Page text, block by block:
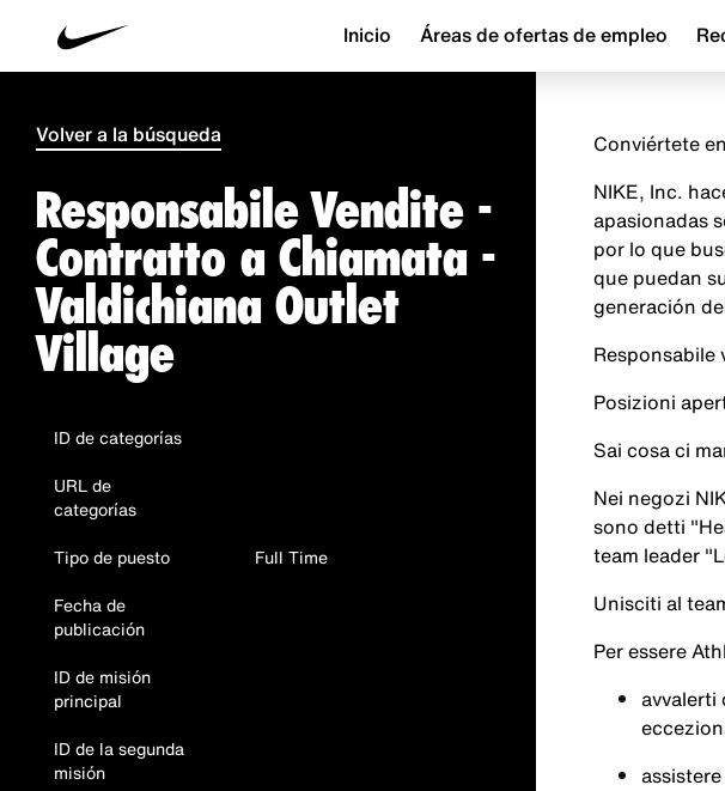
Inicio Áreas de ofertas de empleo
Volver a la búsqueda
Responsabile Vendite -
Contratto a Chiamata -
Valdichiana Outlet
Village
ID de categorías
URL de
categorías
Tipo de puesto
Full Time
Fecha de
publicación
ID de misión
principal
ID de la segunda
misión
Conviértete
NIKE, Inc.
apasionadas
por lo que
que puedan
generación
Responsabile
Posizioni
Sai cosa ci
Nei negozi
sono detti
team leader
Unisciti al
Per essere
avvalerti